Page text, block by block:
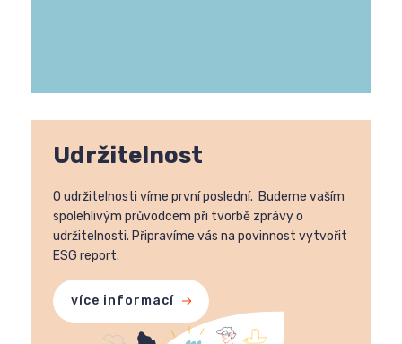
Udržitelnost
O udržitelnosti víme první poslední. Budeme vaším
spolehlivým průvodcem při tvorbě zprávy o
udržitelnosti. Připravíme vás na povinnost vytvořit
ESG report.
více informací